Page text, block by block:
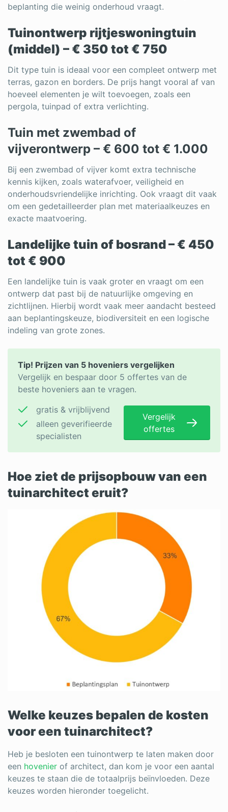
beplanting die weinig onderhoud vraagt.
Tuinontwerp rijtjeswoningtuin
(middel) – € 350 tot € 750
Dit type tuin is ideaal voor een compleet ontwerp met
terras, gazon en borders. De prijs hangt vooral af van
hoeveel elementen je wilt toevoegen, zoals een
pergola, tuinpad of extra verlichting.
Tuin met zwembad of
vijverontwerp – € 600 tot € 1.000
Bij een zwembad of vijver komt extra technische
kennis kijken, zoals waterafvoer, veiligheid en
onderhoudsvriendelijke inrichting. Ook vraagt dit vaak
om een gedetailleerder plan met materiaalkeuzes en
exacte maatvoering.
Landelijke tuin of bosrand – € 450
tot € 900
Een landelijke tuin is vaak groter en vraagt om een
ontwerp dat past bij de natuurlijke omgeving en
zichtlijnen. Hierbij wordt vaak meer aandacht besteed
aan beplantingskeuze, biodiversiteit en een logische
indeling van grote zones.
Tip! Prijzen van 5 hoveniers vergelijken
Vergelijk en bespaar door 5 offertes van de
beste hoveniers aan te vragen.
gratis & vrijblijvend
alleen geverifieerde
specialisten
Vergelijk
offertes
Hoe ziet de prijsopbouw van een
tuinarchitect eruit?
Welke keuzes bepalen de kosten
voor een tuinarchitect?
Heb je besloten een tuinontwerp te laten maken door
een hovenier of architect, dan kom je voor een aantal
keuzes te staan die de totaalprijs beïnvloeden. Deze
keuzes worden hieronder toegelicht.